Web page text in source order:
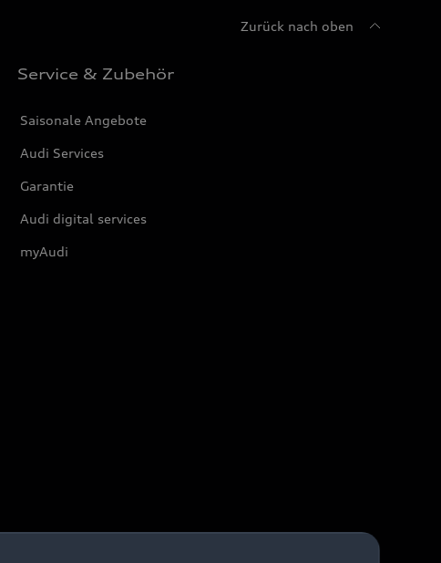
Zurück nach oben
Service & Zubehör
Saisonale Angebote
Audi Services
Garantie
Audi digital services
myAudi